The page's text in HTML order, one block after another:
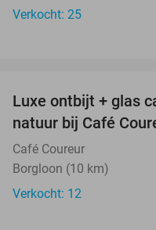
Verkocht: 25
TODAY
Luxe ontbijt + glas
natuur bij Café
Café Coureur
Borgloon (10 km)
Verkocht: 12